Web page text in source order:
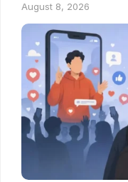
August 8, 2026